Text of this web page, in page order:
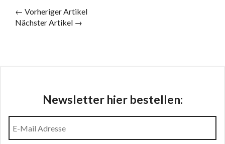
← Vorheriger Artikel
Nächster Artikel →
Newsletter hier bestellen: